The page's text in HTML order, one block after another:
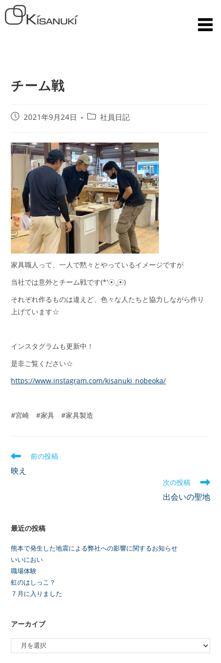
チーム戦
2021年9月24日 社員日記
家具職人って、一人で黙々とやっているイメージですが
当社では意外とチーム戦です(*′☉.̫☉)
それぞれ作るものは違えど、色々な人たちと協力しながら作り
上げています☆
インスタグラムも更新中！
是非ご覧ください☆
https://www.instagram.com/kisanuki_nobeoka/
#宮崎 #家具 #家具製造
前の投稿
映え
次の投稿
出会いの聖地
最近の投稿
熊本で発生した地震による弊社への影響に関するお知らせ
いいにおい
職場体験
虹のはしっこ？
７月に入りました
アーカイブ